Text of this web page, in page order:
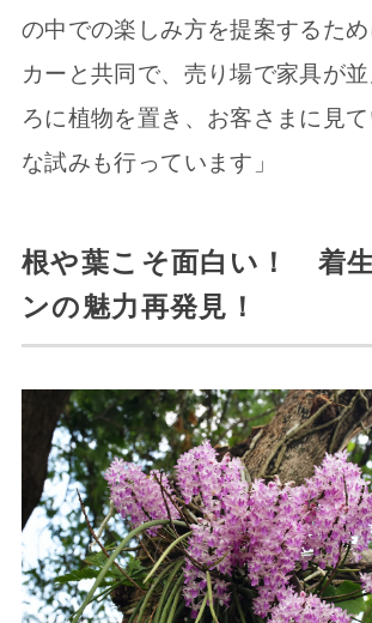
の中での楽しみ方を提案するた
カーと共同で、売り場で家具が
ろに植物を置き、お客さまに見
な試みも行っています」
根や葉こそ面白い！ 着
ンの魅力再発見！